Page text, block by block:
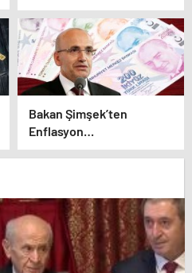
Bakan Şimşek’ten
Enflasyon
Değerlendirmesi